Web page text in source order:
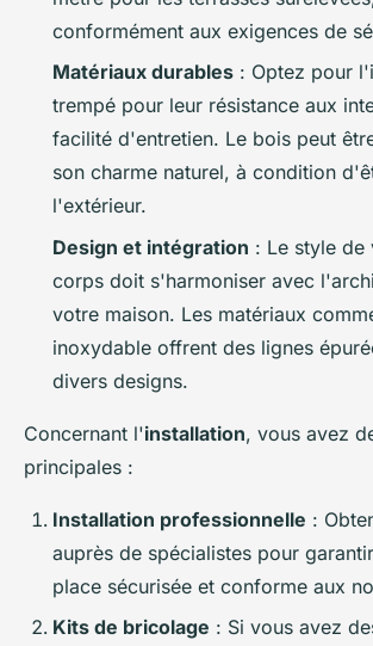
conformément aux exigences de
Matériaux durables : Optez pour
trempé pour leur résistance aux
facilité d'entretien. Le bois peut
son charme naturel, à condition
l'extérieur.
Design et intégration : Le style
corps doit s'harmoniser avec
votre maison. Les matériaux
inoxydable offrent des lignes
divers designs.
Concernant l'installation, vous avez
principales :
Installation professionnelle :
auprès de spécialistes pour
place sécurisée et conforme aux
Kits de bricolage : Si vous avez